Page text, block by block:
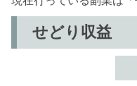
せどり収益